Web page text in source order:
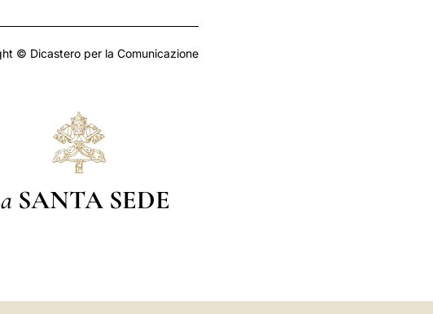
© Dicastero per la Comunicazione
SANTA SEDE